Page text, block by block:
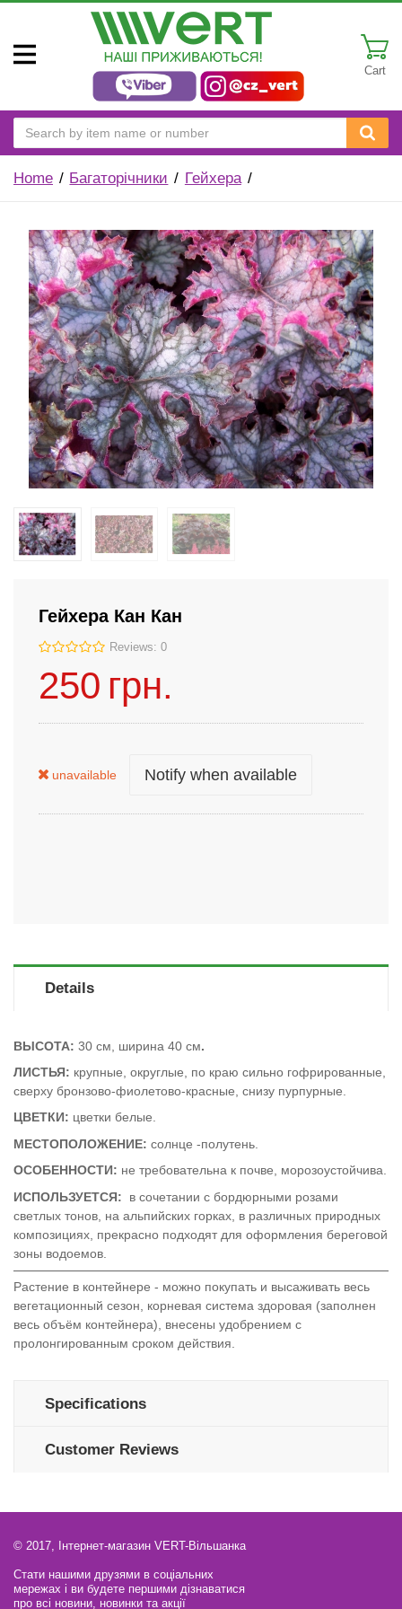
Cart
Home Багаторічники Гейхера
Гейхера Кан Кан
Reviews: 0
250 грн.
unavailable Notify when available
Details
ВЫСОТА: 30 см, ширина 40 см.
ЛИСТЬЯ: крупные, округлые, по краю сильно гофрированные,
сверху бронзово-фиолетово-красные, снизу пурпурные.
ЦВЕТКИ: цветки белые.
МЕСТОПОЛОЖЕНИЕ: солнце -полутень.
ОСОБЕННОСТИ: не требовательна к почве, морозоустойчива.
ИСПОЛЬЗУЕТСЯ: в сочетании с бордюрными розами
светлых тонов, на альпийских горках, в различных природных
композициях, прекрасно подходят для оформления береговой
зоны водоемов.
Растение в контейнере - можно покупать и высаживать весь
вегетационный сезон, корневая система здоровая (заполнен
весь объём контейнера), внесены удобрением с
пролонгированным сроком действия.
Specifications
Customer Reviews
© 2017, Інтернет-магазин VERT-Вільшанка
Стати нашими друзями в соціальних
мережах і ви будете першими дізнаватися
про всі новини, новинки та акції